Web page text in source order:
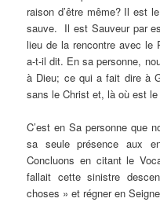
raison d’être même? Il est
sauve. Il est Sauveur par
lieu de la rencontre avec
a-t-il dit. En sa personne,
à Dieu; ce qui a fait dire à
sans le Christ et, là où est
C’est en Sa personne que
sa seule présence aux
Concluons en citant le
fallait cette sinistre
choses » et régner en